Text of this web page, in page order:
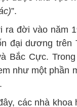
”.
đời vào năm
đại dương
Bắc Cực.
như một phần
các nhà